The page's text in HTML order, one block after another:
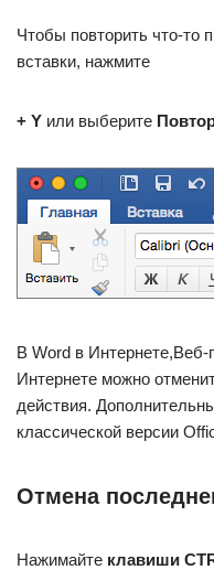
Чтобы повторить что-то
вставки, нажмите
+ Y или выберите
В Word в
Интернете можно
действия.
классической версии
Отмена
Нажимайте клавиши